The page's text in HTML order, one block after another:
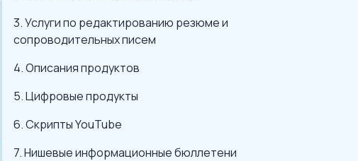
3. Услуги по редактированию резюме и
сопроводительных писем
4. Описания продуктов
5. Цифровые продукты
6. Скрипты YouTube
7. Нишевые информационные бюллетени